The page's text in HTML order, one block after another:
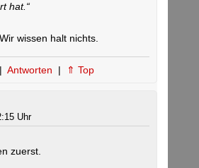
hat.“
wissen halt nichts.
| Antworten | ⇑ Top
Uhr
zuerst.